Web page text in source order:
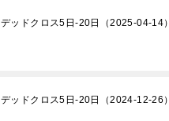
デッドクロス5日-20日（2025-04-14）
デッドクロス5日-20日（2024-12-26）